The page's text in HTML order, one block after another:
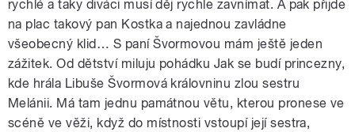
rychlé a taky diváci musí děj rychle zavnímat. A pak přijde
na plac takový pan Kostka a najednou zavládne
všeobecný klid… S paní Švormovou mám ještě jeden
zážitek. Od dětství miluju pohádku Jak se budí princezny,
kde hrála Libuše Švormová královninu zlou sestru
Melánii. Má tam jednu památnou větu, kterou pronese ve
scéně ve věži, když do místnosti vstoupí její sestra,